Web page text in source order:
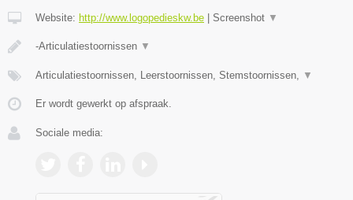
Website: http://www.logopedieskw.be Screenshot ▼
-Articulatiestoornissen ▼
Articulatiestoornissen, Leerstoornissen, Stemstoornissen, ▼
Er wordt gewerkt op afspraak.
Sociale media: